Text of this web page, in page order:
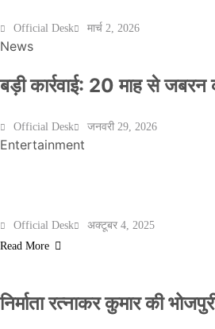
Official Desk मार्च 2, 2026
News
बड़ी कार्रवाई: 20 माह से
Official Desk जनवरी 29, 2026
Entertainment
Official Desk
अक्टूबर 4, 2025
Read More
निर्माता रत्नाकर कुमार की